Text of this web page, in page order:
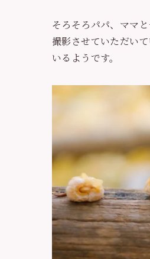
そろそろパパ、ママ
撮影させていただい
いるようです。